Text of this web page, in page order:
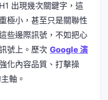
出現幾次關鍵字，這
極小，甚至只是關聯性
些邊際訊號，不如把心
號上。歷次 Google 演
化內容品質、打擊操
軸。